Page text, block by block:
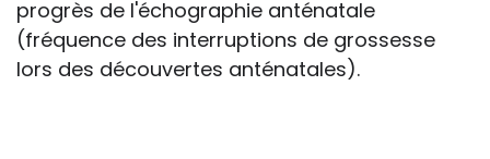
progrès de l'échographie anténatale
(fréquence des interruptions de grossesse
lors des découvertes anténatales).